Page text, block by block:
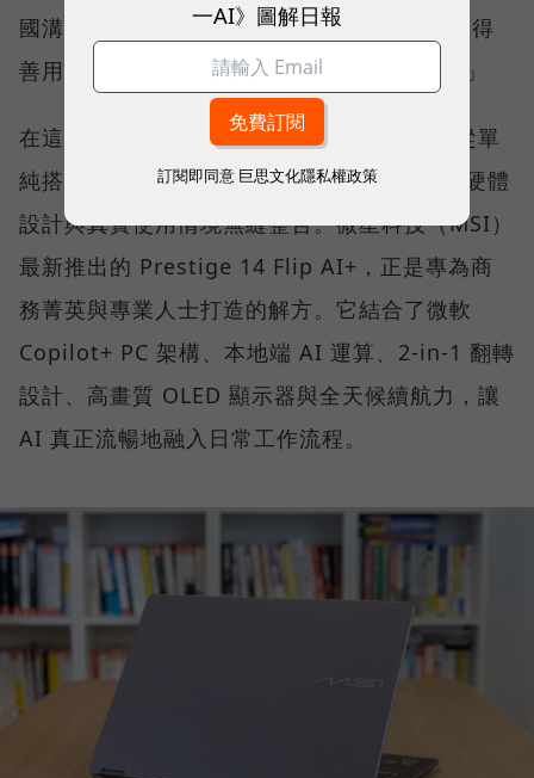
國溝通，每位知識工作者都開始思考：「我懂得
善用 AI 嗎？我的硬體跟得上生產力轉型嗎？」
在這樣的氛圍下，市場對 AI PC 的期待，已從單
純搭載最新處理器，擴展到如何將 AI 算力、硬體
設計與真實使用情境無縫整合。微星科技（MSI）
最新推出的 Prestige 14 Flip AI+，正是專為商
務菁英與專業人士打造的解方。它結合了微軟
Copilot+ PC 架構、本地端 AI 運算、2-in-1 翻轉
設計、高畫質 OLED 顯示器與全天候續航力，讓
AI 真正流暢地融入日常工作流程。
一AI》圖解日報
訂閱即同意 巨思文化隱私權政策